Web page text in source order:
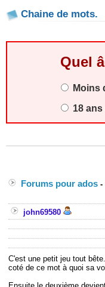
Chaine de mots.
Quel
Moins
18
Forums pour ados -
john69580
C'est une petit jeu tout
coté de ce mot à quoi sa